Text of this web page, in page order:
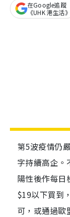
在Google追蹤
《UHK 港生活》
第5波疫情仍
字持續高企。
陽性後作每
$19以下買到
可，或通過歐